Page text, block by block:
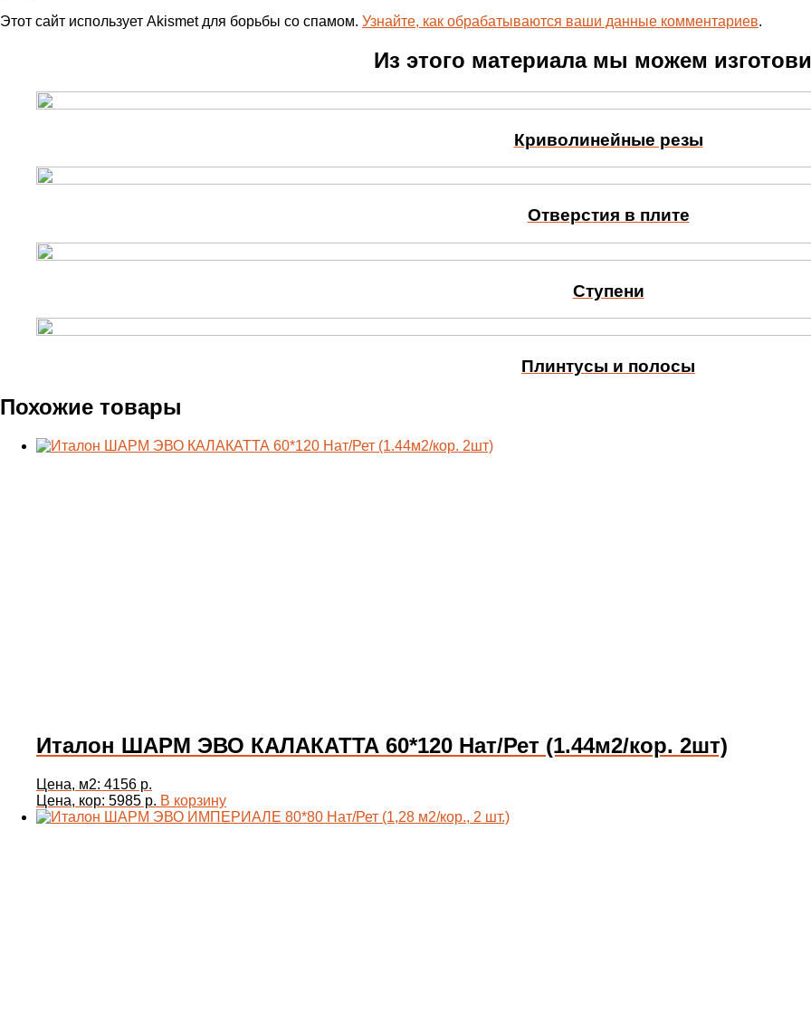
Этот сайт использует Akismet для борьбы со спамом. Узнайте, как обрабатываются ваши данные комментариев.
Из этого материала мы можем
Криволинейные резы
Отверстия в плите
Ступени
Плинтусы и полосы
Похожие товары
Италон ШАРМ ЭВО КАЛАКАТТА 60*120 Нат/Рет (1.44м2/кор. 2шт)
Цена, м2: 4156 р.
Цена, кор: 5985 р. В корзину